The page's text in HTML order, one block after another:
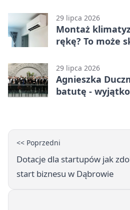
29 lipca 2026
Montaż
rękę? To może
29 lipca 2026
Agnieszka
batutę -
<< Poprzedni
Dotacje dla startupów jak
start biznesu w Dąbrowie